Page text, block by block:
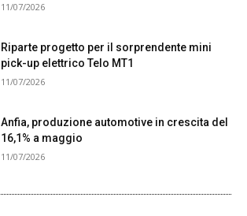
11/07/2026
Riparte progetto per il sorprendente mini
pick-up elettrico Telo MT1
11/07/2026
Anfia, produzione automotive in crescita del
16,1% a maggio
11/07/2026